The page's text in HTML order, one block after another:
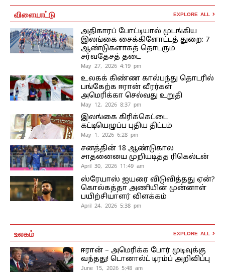
விளையாட்டு EXPLORE ALL
அதிகாரப் போட்டியால் முடங்கிய
இலங்கை சைக்கிளோட்டத் துறை: 7
ஆண்டுகளாகத் தொடரும்
சர்வதேசத் தடை
May 27, 2026 4:19 pm
உலகக் கிண்ண கால்பந்து தொடரில்
பங்கேற்க ஈரான் வீரர்கள்
அமெரிக்கா செல்வது உறுதி
May 12, 2026 8:37 pm
இலங்கை கிரிக்கெட்டை
கட்டியெழுப்ப புதிய திட்டம்
May 1, 2026 6:28 pm
சனத்தின் 18 ஆண்டுகால
சாதனையை முறியடித்த ரிகெல்டன்
April 30, 2026 11:49 am
ஸ்ரேயாஸ் ஐயரை விடுவித்தது ஏன்?
கொல்கத்தா அணியின் முன்னாள்
பயிற்சியாளர் விளக்கம்
April 24, 2026 5:38 pm
உலகம் EXPLORE ALL
ஈரான் – அமெரிக்க போர் முடிவுக்கு
வந்தது! டொனால்ட் டிரம்ப் அறிவிப்பு
June 15, 2026 5:48 am